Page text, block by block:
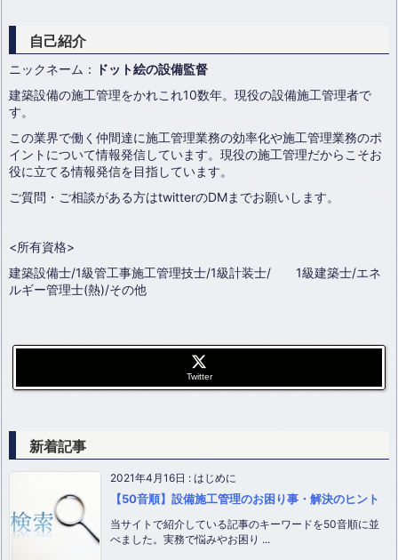
自己紹介
ニックネーム：
ドット絵の設備監督
建築設備の施工管理をかれこれ10数年。現役の設備施工管理者で
す。
この業界で働く仲間達に施工管理業務の効率化や施工管理業務のポ
イントについて情報発信しています。現役の施工管理だからこそお
役に立てる情報発信を目指しています。
ご質問・ご相談がある方はtwitterのDMまでお願いします。
<所有資格>
建築設備士/1級管工事施工管理技士/1級計装士/ 1級建築士/エネ
ルギー管理士(熱)/その他
Twitter
新着記事
2021年4月16日 : はじめに
【50音順】設備施工管理のお困り事・解決のヒント
当サイトで紹介している記事のキーワードを50音順に並
べました。実務で悩みやお困り ...